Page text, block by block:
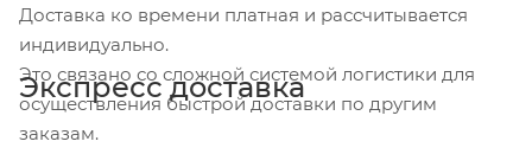
Доставка ко времени платная и рассчитывается
индивидуально.
Это связано со сложной системой логистики для
осуществления быстрой доставки по другим
заказам.
Экспресс доставка